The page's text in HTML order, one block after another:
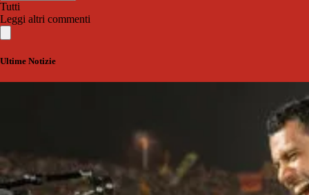
Tutti
Leggi altri commenti
Ultime Notizie